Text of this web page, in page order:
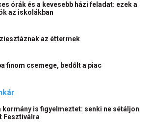
órák és a kevesebb házi feladat: ezek a
az iskolákban
az éttermek
finom csemege, bedőlt a piac
kormány is figyelmeztet: senki ne sétáljon
Fesztiválra